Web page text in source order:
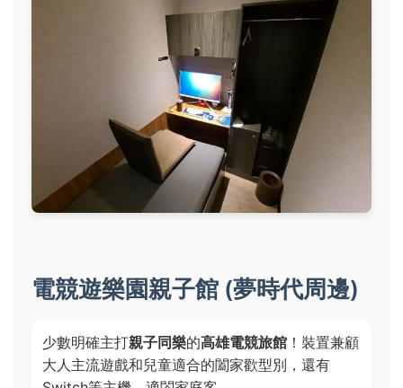
電競遊樂園親子館 (夢時代周邊)
少數明確主打親子同樂的高雄電競旅館 ！裝置兼顧
大人主流遊戲和兒童適合的闔家歡型別，還有